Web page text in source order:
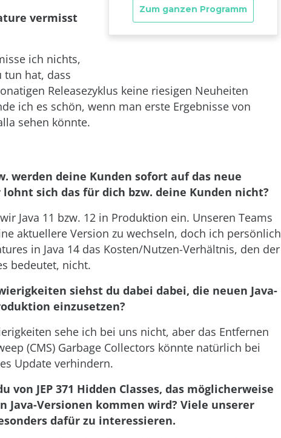
vermisst
ich nichts,
tun hat, dass
Releasezyklus keine riesigen Neuheiten
ich es schön, wenn man erste Ergebnisse von
sehen könnte.
werden deine Kunden sofort auf das neue
lohnt sich das für dich bzw. deine Kunden nicht?
Java 11 bzw. 12 in Produktion ein. Unseren Teams
aktuellere Version zu wechseln, doch ich persönlich
in Java 14 das Kosten/Nutzen-Verhältnis, den der
bedeutet, nicht.
siehst du dabei dabei, die neuen Java-
einzusetzen?
sehe ich bei uns nicht, aber das Entfernen
(CMS) Garbage Collectors könnte natürlich bei
Update verhindern.
von JEP 371 Hidden Classes, das möglicherweise
Java-Versionen kommen wird? Viele unserer
dafür zu interessieren.